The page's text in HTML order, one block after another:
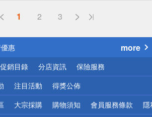
1 2 3
頁！請小心！
題
惠
區配送
頁！請小心！
more
促銷目錄 分店資訊 保險服務
注目活動 得獎公佈
大宗採購 購物須知 會員服務條款 隱